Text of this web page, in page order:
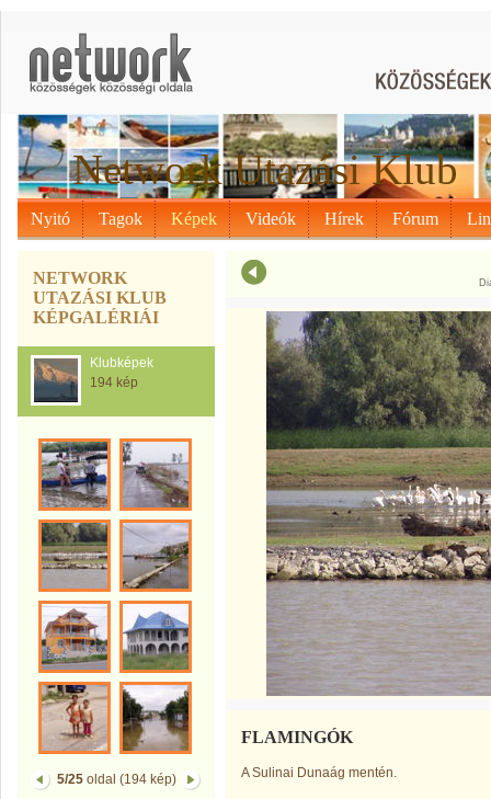
Network Utazási Klub
Nyitó Tagok Képek Videók Hírek Fórum
NETWORK
UTAZÁSI KLUB
KÉPGALÉRIÁI
Klubképek
194 kép
5/25oldal (194 kép)
FLAMINGÓK
A Sulinai Dunaág mentén.